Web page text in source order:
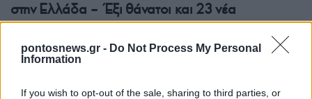
pontosnews.gr - Do Not Process My Personal
Information
If you wish to opt-out of the sale, sharing to third parties, or
στην Ελλάδα – Έξι θάνατοι και 23 νέα
6/08/2026 - 9:54πμ